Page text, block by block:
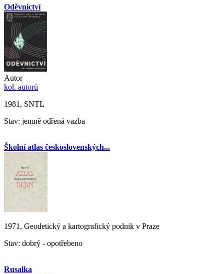
Oděvnictví
Autor
kol. autorů
1981, SNTL
Stav: jemně odřená vazba
Školní atlas československých...
1971, Geodetický a kartografický podnik v Praze
Stav: dobrý - opotřebeno
Rusalka